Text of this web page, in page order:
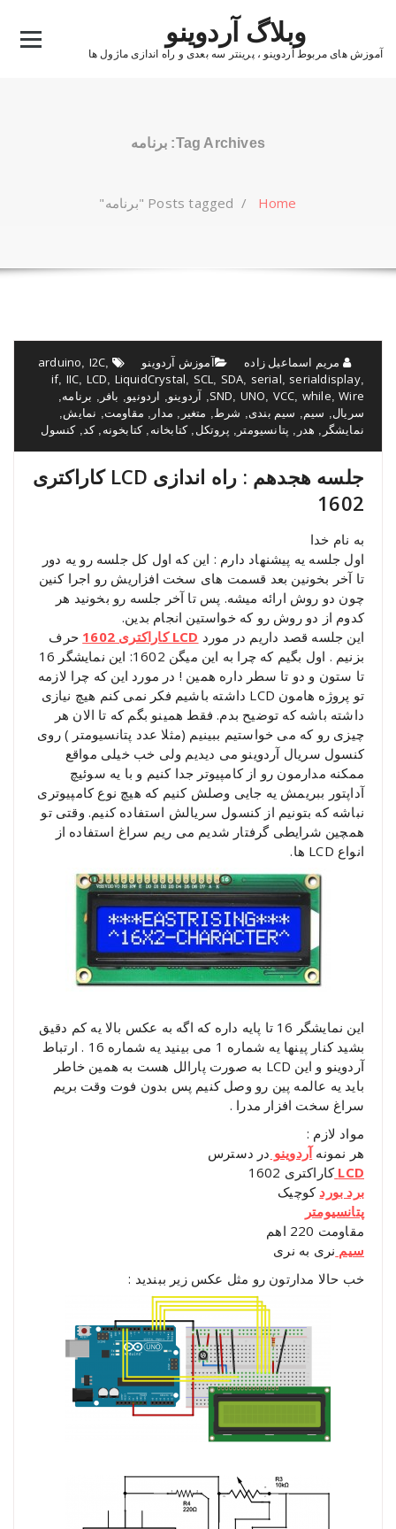
content
وبلاگ آردوینو
آموزش های مربوط آردوینو ، پرینتر سه بعدی و راه اندازی ماژول ها
Tag Archives: برنامه
Home
/ Posts tagged "برنامه"
مریم اسماعیل زاده آموزش آردوینو arduino, I2C,
if, IIC, LCD, LiquidCrystal, SCL, SDA, serial, serialdisplay,
SND, UNO, VCC, while,Wire
, آردوینو, اردونیو, بافر , برنامه,
سریال, سیم, سیم بندی, شرط, متغیر , مدار , مقاومت, نمایش,
نمایشگر , هدر , پتانسیومتر , پروتکل ,کتابخانه ,کتابخونه ,کد,کنسول
جلسه هجدهم : راه اندازی LCD کاراکتری
1602
به نام خدا
اول جلسه یه پیشنهاد دارم : این که اول کل جلسه رو یه دور
تا آخر بخونین بعد قسمت های سخت افزاریش رو اجرا کنین
چون دو روش ارائه میشه. پس تا آخر جلسه رو بخونید هر
کدوم از دو روش رو که خواستین انجام بدین.
این جلسه قصد داریم در مورد LCD کاراکتری 1602
حرف
بزنیم . اول بگیم که چرا به این میگن 1602: این نمایشگر 16
تا ستون و دو تا سطر داره همین ! در مورد این که چرا لازمه
تو پروژه هامون LCD داشته باشیم فکر نمی کنم هیچ نیازی
داشته باشه که توضیح بدم. فقط همینو بگم که تا الان هر
چیزی رو که می خواستیم ببینیم (مثلا عدد پتانسیومتر ) روی
کنسول سریال آردوینو می دیدیم ولی خب خیلی مواقع
ممکنه مدارمون رو از کامپیوتر جدا کنیم و با یه سوئیچ
آداپتور ببریمش یه جایی وصلش کنیم که هیچ نوع کامپیوتری
نباشه که بتونیم از کنسول سریالش استفاده کنیم. وقتی تو
همچین شرایطی گرفتار شدیم می ریم سراغ استفاده از
انواع LCD ها.
این نمایشگر 16 تا پایه داره که اگه به عکس بالا یه کم دقیق
بشید کنار پینها یه شماره 1 می بینید یه شماره 16 . ارتباط
آردوینو و این LCD به صورت پارالل هست به همین خاطر
باید یه عالمه پین رو وصل کنیم پس بدون فوت وقت بریم
سراغ سخت افزار مدرا .
مواد لازم :
هر نمونهآردوینو در دسترس
LCD کاراکتری 1602
برد بورد کوچیک
پتانسیومتر
مقاومت 220 اهم
سیم نری به نری
خب حالا مدارتون رو مثل عکس زیر ببندید :